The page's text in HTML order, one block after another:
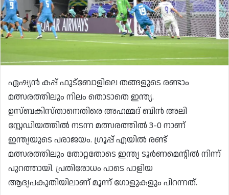
ഏഷ്യൻ കപ്പ് ഫുട്‌ബോളിലെ തങ്ങളുടെ രണ്ടാം
മത്സരത്തിലും നിലം തൊടാതെ ഇന്ത്യ.
ഉസ്ബകിസ്താനെതിരെ അഹമ്മദ് ബിൻ അലി
സ്റ്റേഡിയത്തിൽ നടന്ന മത്സരത്തിൽ 3-0 നാണ്
ഇന്ത്യയുടെ പരാജയം. ഗ്രൂപ്പ് എയിൽ രണ്ട്
മത്സരത്തിലും തോറ്റതോടെ ഇന്ത്യ ടൂർണമെന്റിൽ നിന്ന്
പുറത്തായി. പ്രതിരോധം പാടെ പാളിയ
ആദ്യപകുതിയിലാണ് മൂന്ന് ഗോളുകളും പിറന്നത്.